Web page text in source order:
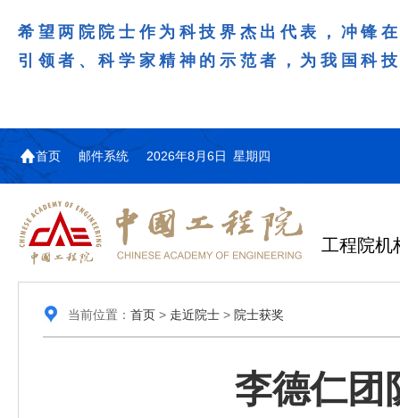
希望两院院士作为科技界杰出代表，冲锋
引领者、科学家精神的示范者，为我国科
首页 邮件系统 2026年8月6日 星期四
工程院机
当前位置： 首页> 走近院士> 院士获奖
李德仁团